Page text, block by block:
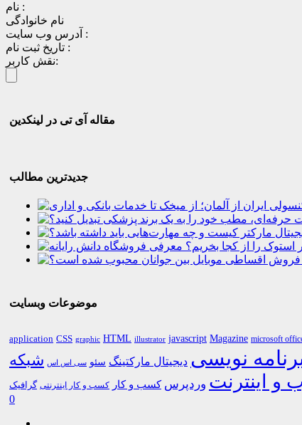
نام :
نام خانوادگی
آدرس وب سایت :
تاریخ ثبت نام :
نقش کاربر:
مقاله آی تی در لینکدین
جدیدترین مطالب
موضوعات وبسایت
application CSS graphic HTML illustrator javascript Magazine microsoft
نویسی دیجیتال مارکتینگ سئو سی اس اس شبکه
و اینترنت وردپرس کسب و کار کسب و کار اینترنتی گرافیک
0